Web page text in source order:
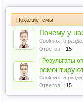
Похожие темы
Почему у
Coolmax, в
Ответов:
15
Результаты
Coolmax, в
Ответов:
15